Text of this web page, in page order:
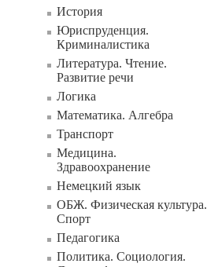
История
Юриспруденция.
Криминалистика
Литература. Чтение.
Развитие речи
Логика
Математика. Алгебра
Транспорт
Медицина.
Здравоохранение
Немецкий язык
ОБЖ. Физическая культура.
Спорт
Педагогика
Политика. Социология.